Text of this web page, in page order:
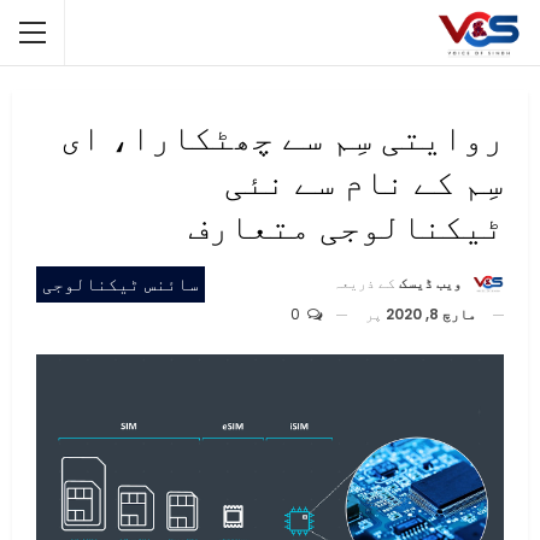
روایتی سِم سے چھٹکارا، ای
سِم کے نام سے نئی
ٹیکنالوجی متعارف
سائنس ٹیکنالوجی ویب ڈیسک کے ذریعہ
مارچ 8, 2020
پر